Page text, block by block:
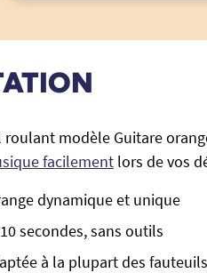
modèle Guitare
facilement lors de vos
dynamique et unique
secondes, sans outils
à la plupart des